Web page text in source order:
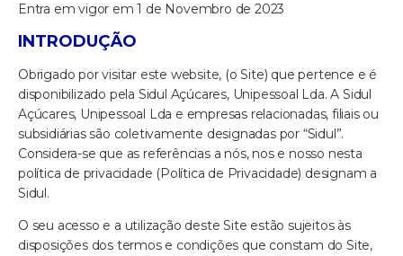
Entra em vigor em 1 de Novembro de 2023
INTRODUÇÃO
Obrigado por visitar este website, (o Site) que pertence e é
disponibilizado pela Sidul Açúcares, Unipessoal Lda. A Sidul
Açúcares, Unipessoal Lda e empresas relacionadas, filiais ou
subsidiárias são coletivamente designadas por “Sidul”.
Considera-se que as referências a nós, nos e nosso nesta
política de privacidade (Política de Privacidade) designam a
Sidul.
O seu acesso e a utilização deste Site estão sujeitos às
disposições dos termos e condições que constam do Site,